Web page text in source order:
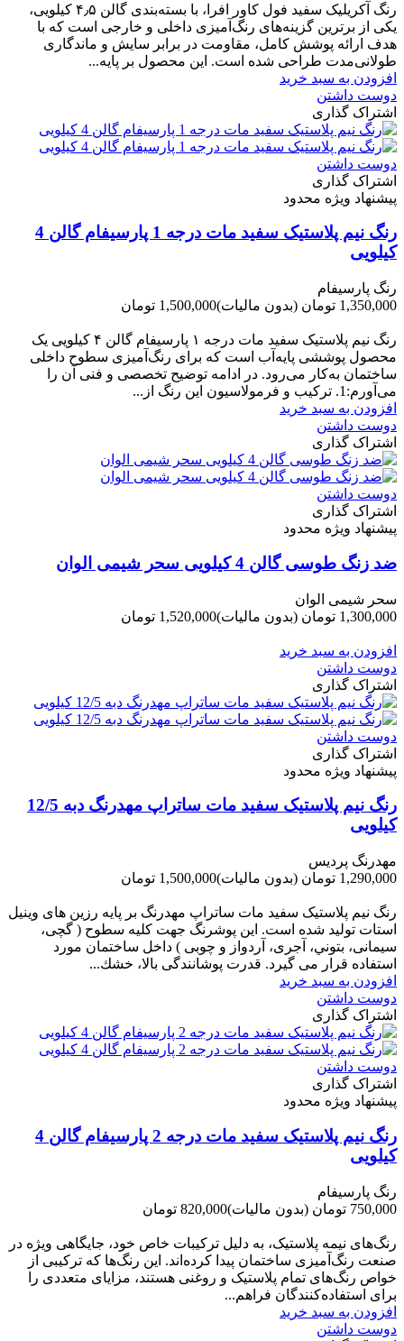
رنگ آکریلیک سفید فول کاور افرا، با بسته‌بندی گالن ۴٫۵ کیلویی،
یکی از برترین گزینه‌های رنگ‌آمیزی داخلی و خارجی است که با
هدف ارائه پوشش کامل، مقاومت در برابر سایش و ماندگاری
طولانی‌مدت طراحی شده است. این محصول بر پایه...
افزودن به سبد خرید
دوست داشتن
اشتراک گذاری
دوست داشتن
اشتراک گذاری
پیشنهاد ویژه محدود
رنگ نیم پلاستیک سفید مات درجه 1 پارسیفام گالن 4
کیلویی
رنگ پارسیفام
1,350,000 تومان
(بدون مالیات)1,500,000 تومان
رنگ نیم‌ پلاستیک سفید مات درجه ۱ پارسیفام گالن ۴ کیلویی یک
محصول پوششی پایه‌آب است که برای رنگ‌آمیزی سطوح داخلی
ساختمان به‌کار می‌رود. در ادامه توضیح تخصصی و فنی آن را
می‌آورم:1. ترکیب و فرمولاسیون این رنگ از...
افزودن به سبد خرید
دوست داشتن
اشتراک گذاری
دوست داشتن
اشتراک گذاری
پیشنهاد ویژه محدود
ضد زنگ طوسی گالن 4 کیلویی سحر شیمی الوان
سحر شیمی الوان
1,300,000 تومان
(بدون مالیات)1,520,000 تومان
افزودن به سبد خرید
دوست داشتن
اشتراک گذاری
دوست داشتن
اشتراک گذاری
پیشنهاد ویژه محدود
رنگ نیم پلاستیک سفید مات ساتراپ مهدرنگ دبه 12/5
کیلویی
مهدرنگ پردیس
1,290,000 تومان
(بدون مالیات)1,500,000 تومان
رنگ نیم پلاستیک سفید مات ساتراپ مهدرنگ بر پایه رزین های وینیل
استات تولید شده است. این پوشرنگ جهت کلیه سطوح ( گچی،
سیمانی، بتوني، آجری، آردواز و چوبی ) داخل ساختمان مورد
استفاده قرار می گیرد. قدرت پوشانندگی بالا، خشك...
افزودن به سبد خرید
دوست داشتن
اشتراک گذاری
دوست داشتن
اشتراک گذاری
پیشنهاد ویژه محدود
رنگ نیم پلاستیک سفید مات درجه 2 پارسیفام گالن 4
کیلویی
رنگ پارسیفام
750,000 تومان
(بدون مالیات)820,000 تومان
رنگ‌های نیمه پلاستیک، به دلیل ترکیبات خاص خود، جایگاهی ویژه در
صنعت رنگ‌آمیزی ساختمان پیدا کرده‌اند. این رنگ‌ها که ترکیبی از
خواص رنگ‌های تمام پلاستیک و روغنی هستند، مزایای متعددی را
برای استفاده‌کنندگان فراهم...
افزودن به سبد خرید
دوست داشتن